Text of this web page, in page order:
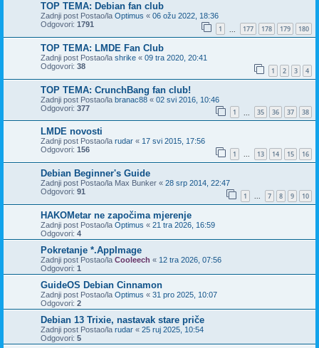
TOP TEMA: Debian fan club
Zadnji post Postao/la Optimus « 06 ožu 2022, 18:36
Odgovori: 1791 1 177 178 179 180
TOP TEMA: LMDE Fan Club
Zadnji post Postao/la shrike « 09 tra 2020, 20:41
Odgovori: 38 1 2 3 4
TOP TEMA: CrunchBang fan club!
Zadnji post Postao/la branac88 « 02 svi 2016, 10:46
Odgovori: 377 1 35 36 37 38
LMDE novosti
Zadnji post Postao/la rudar « 17 svi 2015, 17:56
Odgovori: 156 1 ... 13 14 15 16
Debian Beginner's Guide
Zadnji post Postao/la Max Bunker « 28 srp 2014, 22:47
Odgovori: 91 1 ... 7 8 9 10
HAKOMetar ne započima mjerenje
Zadnji post Postao/la Optimus « 21 tra 2026, 16:59
Odgovori: 4
Pokretanje *.AppImage
Zadnji post Postao/la Cooleech « 12 tra 2026, 07:56
Odgovori: 1
GuideOS Debian Cinnamon
Zadnji post Postao/la Optimus « 31 pro 2025, 10:07
Odgovori: 2
Debian 13 Trixie, nastavak stare priče
Zadnji post Postao/la rudar « 25 ruj 2025, 10:54
Odgovori: 5